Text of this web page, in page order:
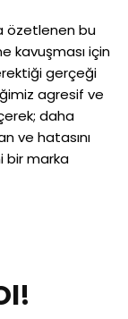
özetlenen bu
kavuşması için
gerçeği
agresif ve
daha
ve hatasını
bir marka